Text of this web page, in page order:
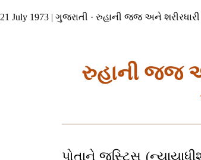
21 July 1973 | ગુજરાતી · રુહાની જજ અને
રુહાની જજ
પોતાને જસ્ટિસ